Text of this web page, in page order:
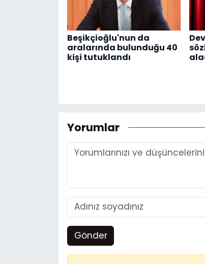
Beşikçioğlu'nun da
aralarında bulunduğu 40
kişi tutuklandı
Yorumlar
Gönder